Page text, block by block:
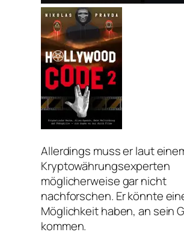
Allerdings muss er laut
Kryptowährungsexperten
möglicherweise gar nicht
nachforschen. Er könnte
Möglichkeit haben, an sein
kommen.